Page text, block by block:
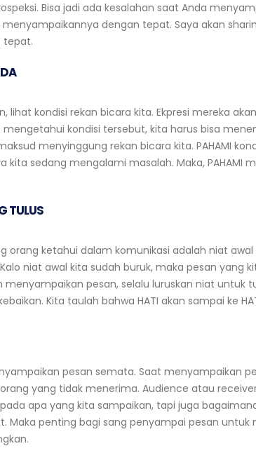
Bisa jadi ada kesalahan saat Anda
dengan tepat. Saya akan
tepat.
lihat kondisi rekan bicara kita. Ekpresi mereka
mengetahui kondisi tersebut, kita harus bisa
menyinggung rekan bicara kita. PAHAMI
kita sedang mengalami masalah. Maka, PAHAMI
TULUS
orang ketahui dalam komunikasi adalah niat
niat awal kita sudah buruk, maka pesan yang
menyampaikan pesan, selalu luruskan niat untuk
Kita taulah bahwa HATI akan sampai ke
pesan semata. Saat menyampaikan
yang tidak menerima. Audience atau
apa yang kita sampaikan, tapi juga
Maka penting bagi sang penyampai pesan untuk